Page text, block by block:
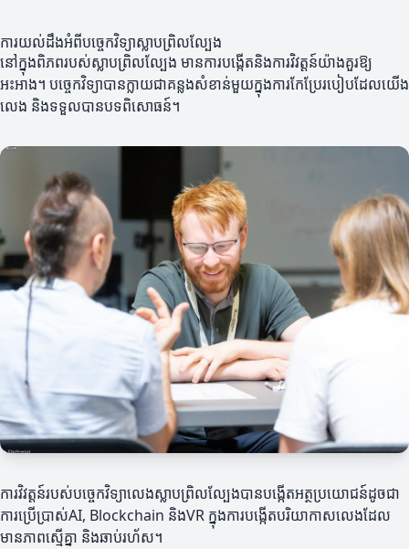
ការយល់ដឹងអំពីបច្ចេកវិទ្យាស្លាបព្រិលល្បែង
នៅក្នុងពិភពរបស់ស្លាបព្រិលល្បែង មានការបង្កើតនិងការវិវត្តន៍យ៉ាងគួរឱ្យ
អះអាង។ បច្ចេកវិទ្យាបានក្លាយជាគន្លងសំខាន់មួយក្នុងការកែប្រែរបៀបដែលយើង
លេង និងទទួលបានបទពិសោធន៍។
ការវិវត្តន៍របស់បច្ចេកវិទ្យាលេងស្លាបព្រិលល្បែងបានបង្កើតអត្ថប្រយោជន៍ដូចជា
ការប្រើប្រាស់AI, Blockchain និងVR ក្នុងការបង្កើតបរិយាកាសលេងដែល
មានភាពស្មើគ្នា និងឆាប់រហ័ស។